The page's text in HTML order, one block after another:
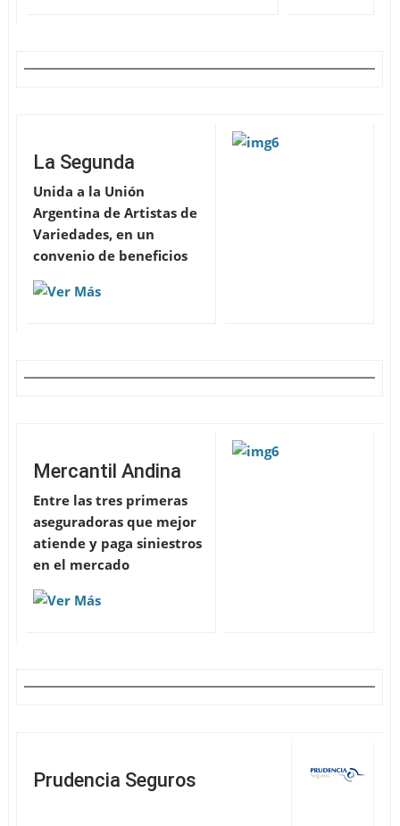
La Segunda
Unida a la Unión
Argentina de Artistas de
Variedades, en un
convenio de beneficios
Mercantil Andina
Entre las tres primeras
aseguradoras que mejor
atiende y paga siniestros
en el mercado
Prudencia Seguros